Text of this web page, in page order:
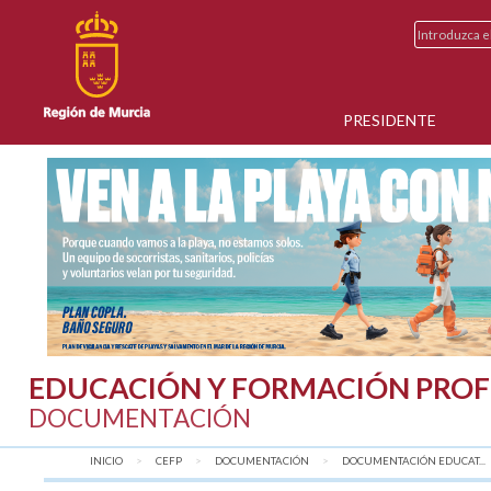
PRESIDENTE
EDUCACIÓN Y FORMACIÓN
DOCUMENTACIÓN
INICIO CEFP DOCUMENTACIÓN DOCUMENTACIÓN EDUCAT...